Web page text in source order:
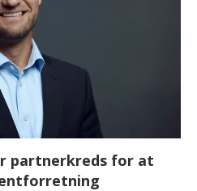
partnerkreds for at